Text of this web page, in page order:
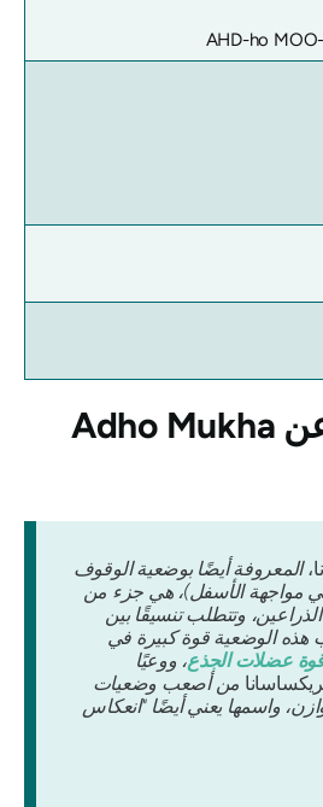
AHD-ho
Adho Mukha
المعروفة أيضًا بوضعية الوقوف
مواجهة الأسفل)، هي جزء من
وتتطلب تنسيقًا بين
الوضعية قوة كبيرة في
عضلات الجذع، ووعيًا
من أصعب وضعيات
واسمها يعني أيضًا "انعكاس